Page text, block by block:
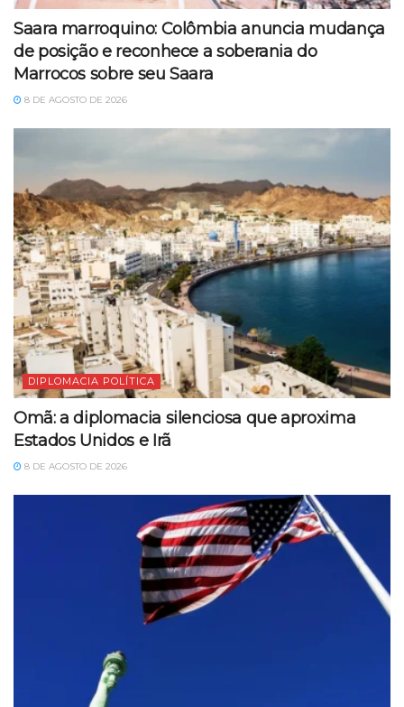
Saara marroquino: Colômbia anuncia mudança
de posição e reconhece a soberania do
Marrocos sobre seu Saara
8 DE AGOSTO DE 2026
DIPLOMACIA POLÍTICA
Omã: a diplomacia silenciosa que aproxima
Estados Unidos e Irã
8 DE AGOSTO DE 2026